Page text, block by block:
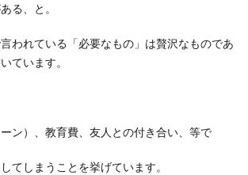
る、と。
われている「必要なもの」は贅沢なものであ
ています。
ン）、教育費、友人との付き合い、等で
てしまうことを挙げています。